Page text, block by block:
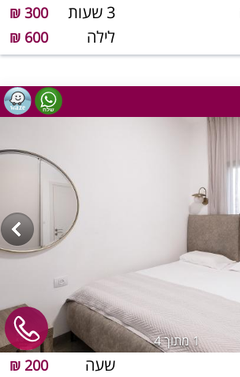
3 שעות 300 ₪
לילה 600 ₪
1מתוך 4
שעה 200 ₪